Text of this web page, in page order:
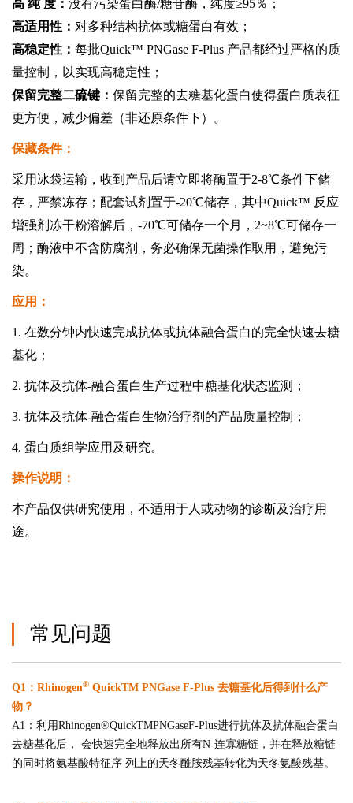
高 纯 度： 没有污染蛋白酶/糖苷酶，纯度≥95％；
高适用性： 对多种结构抗体或糖蛋白有效；
高稳定性： 每批Quick™ PNGase F-Plus 产品都经过严格的质
量控制，以实现高稳定性；
保留完整二硫键： 保留完整的去糖基化蛋白使得蛋白质表征
更方便，减少偏差（非还原条件下）。
保藏条件：
采用冰袋运输，收到产品后请立即将酶置于2-8℃条件下储
存，严禁冻存；配套试剂置于-20℃储存，其中Quick™ 反应
增强剂冻干粉溶解后，-70℃可储存一个月，2~8℃可储存一
周；酶液中不含防腐剂，务必确保无菌操作取用，避免污
染。
应用：
1. 在数分钟内快速完成抗体或抗体融合蛋白的完全快速去糖
基化；
2. 抗体及抗体-融合蛋白生产过程中糖基化状态监测；
3. 抗体及抗体-融合蛋白生物治疗剂的产品质量控制；
4. 蛋白质组学应用及研究。
操作说明：
本产品仅供研究使用，不适用于人或动物的诊断及治疗用
途。
常见问题
Q1：Rhinogen® QuickTM PNGase F-Plus 去糖基化后得到什么产
物？
A1：利用Rhinogen®QuickTMPNGaseF-Plus进行抗体及抗体融合蛋白
去糖基化后， 会快速完全地释放出所有N-连寡糖链，并在释放糖链
的同时将氨基酸特征序 列上的天冬酰胺残基转化为天冬氨酸残基。